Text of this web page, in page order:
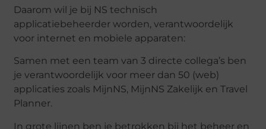
Daarom wil je bij NS technisch
applicatiebeheerder worden, verantwoordelijk
voor internet en mobiele apparaten:
Samen met een team van 3 directe collega’s ben
je verantwoordelijk voor meer dan 50 (web)
applicaties zoals MijnNS, MijnNS ​​Zakelijk en Travel
Planner.
In grote lijnen ben je betrokken bij het beheer en